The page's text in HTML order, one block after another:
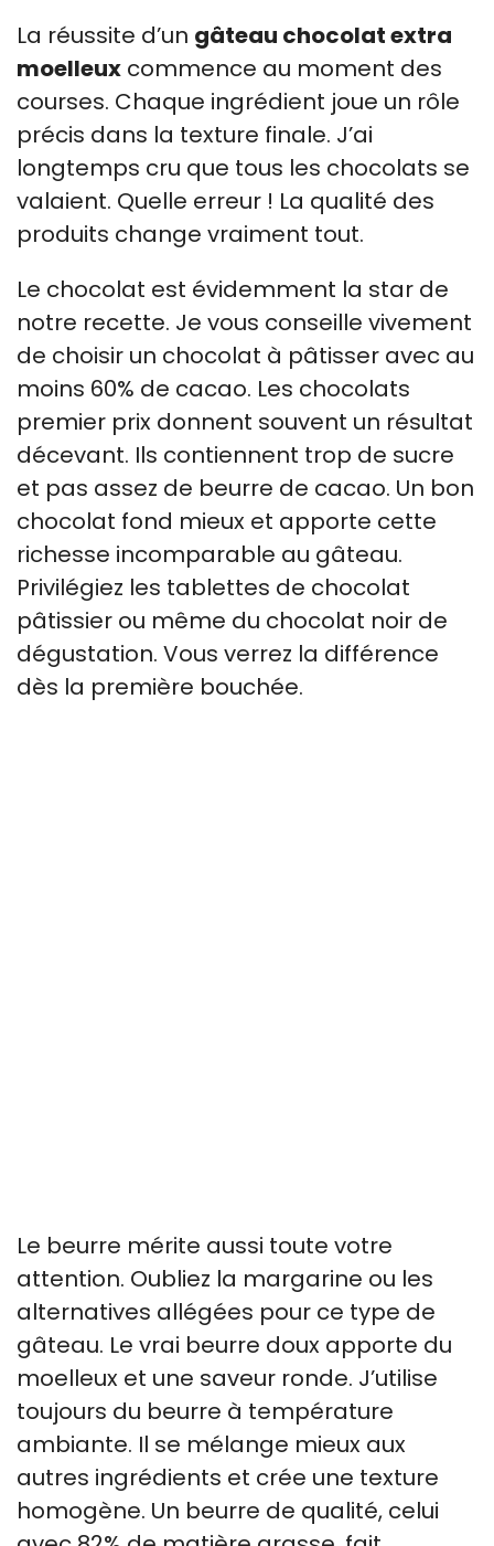
La réussite d’un gâteau chocolat extra
moelleux commence au moment des
courses. Chaque ingrédient joue un rôle
précis dans la texture finale. J’ai
longtemps cru que tous les chocolats se
valaient. Quelle erreur ! La qualité des
produits change vraiment tout.
Le chocolat est évidemment la star de
notre recette. Je vous conseille vivement
de choisir un chocolat à pâtisser avec au
moins 60% de cacao. Les chocolats
premier prix donnent souvent un résultat
décevant. Ils contiennent trop de sucre
et pas assez de beurre de cacao. Un bon
chocolat fond mieux et apporte cette
richesse incomparable au gâteau.
Privilégiez les tablettes de chocolat
pâtissier ou même du chocolat noir de
dégustation. Vous verrez la différence
dès la première bouchée.
Le beurre mérite aussi toute votre
attention. Oubliez la margarine ou les
alternatives allégées pour ce type de
gâteau. Le vrai beurre doux apporte du
moelleux et une saveur ronde. J’utilise
toujours du beurre à température
ambiante. Il se mélange mieux aux
autres ingrédients et crée une texture
homogène. Un beurre de qualité, celui